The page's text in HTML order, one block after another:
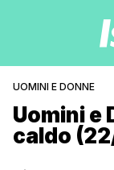
UOMINI E DONNE
Uomini e
caldo